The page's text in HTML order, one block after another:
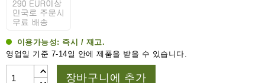
기
타
이용가능성: 즉시 / 재고.
영업일 기준 7-14일 안에 제품을 받을 수 있습니다.
장바구니에 추가